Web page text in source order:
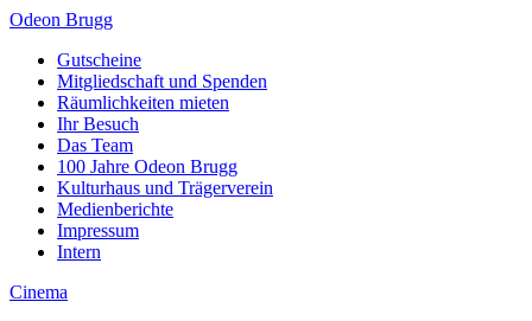
Odeon Brugg
Gutscheine
Mitgliedschaft und Spenden
Räumlichkeiten mieten
Ihr Besuch
Das Team
100 Jahre Odeon Brugg
Kulturhaus und Trägerverein
Medienberichte
Impressum
Intern
Cinema